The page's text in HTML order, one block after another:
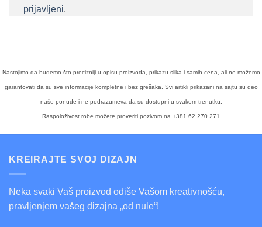
prijavljeni.
Nastojimo da budemo što precizniji u opisu proizvoda, prikazu slika i samih cena, ali ne možemo
garantovati da su sve informacije kompletne i bez grešaka. Svi artikli prikazani na sajtu su deo
naše ponude i ne podrazumeva da su dostupni u svakom trenutku.
Raspoloživost robe možete proveriti pozivom na +381 62 270 271
KREIRAJTE SVOJ DIZAJN
Neka svaki Vaš proizvod odiše Vašom kreativnošću,
pravljenjem vašeg dizajna „od nule“!